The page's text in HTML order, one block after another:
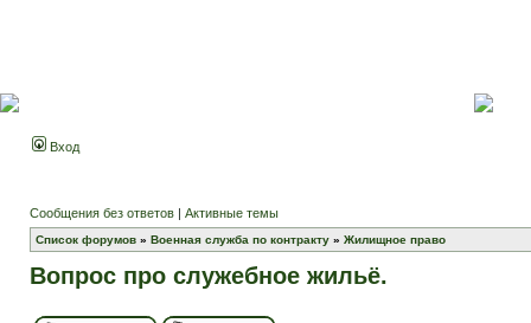
Вход
Сообщения без ответов | Активные темы
Список форумов » Военная служба по контракту » Жилищное право
Вопрос про служебное жильё.